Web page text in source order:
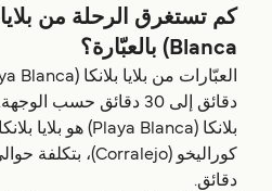
Blanca) بالعبّارة؟
دقائق إلى 30 دقائق حسب
دقائق.